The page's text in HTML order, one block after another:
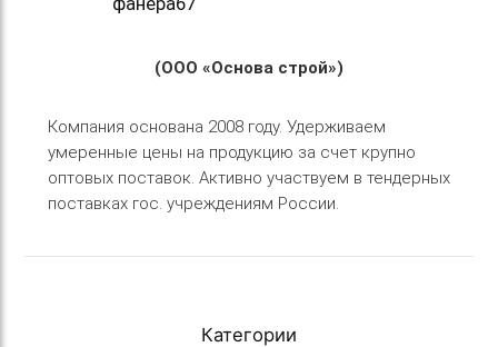
(ООО «Основа строй»)
Компания основана 2008 году. Удерживаем
умеренные цены на продукцию за счет крупно
оптовых поставок. Активно участвуем в тендерных
поставках гос. учреждениям России.
Категории